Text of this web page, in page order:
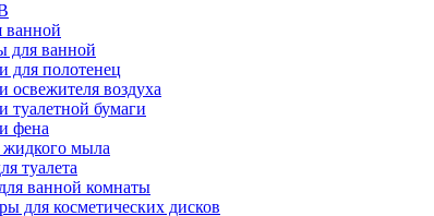
ванной
для ванной
для полотенец
освежителя воздуха
туалетной бумаги
фена
жидкого мыла
туалета
ванной комнаты
для косметических дисков